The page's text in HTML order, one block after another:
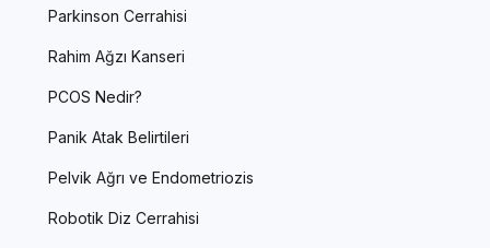
Parkinson Cerrahisi
Rahim Ağzı Kanseri
PCOS Nedir?
Panik Atak Belirtileri
Pelvik Ağrı ve Endometriozis
Robotik Diz Cerrahisi